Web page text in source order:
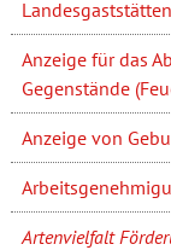
Anzeige für das
Gegenstände
Anzeige von
Artenvielfalt